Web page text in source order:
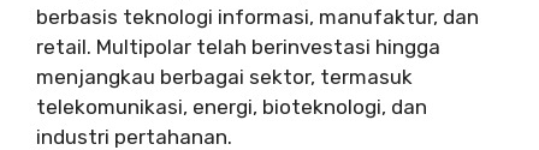
berbasis teknologi informasi, manufaktur, dan
retail. Multipolar telah berinvestasi hingga
menjangkau berbagai sektor, termasuk
telekomunikasi, energi, bioteknologi, dan
industri pertahanan.